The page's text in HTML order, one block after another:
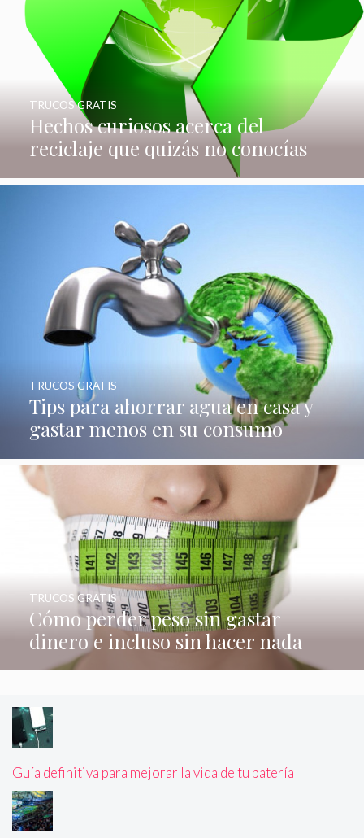
Hechos curiosos acerca del
reciclaje que quizás no conocías
TRUCOS GRATIS
Tips para ahorrar agua en casa y
gastar menos en su consumo
TRUCOS GRATIS
Cómo perder peso sin gastar
dinero e incluso sin hacer nada
TRUCOS GRATIS
Guía definitiva para mejorar la vida de tu batería